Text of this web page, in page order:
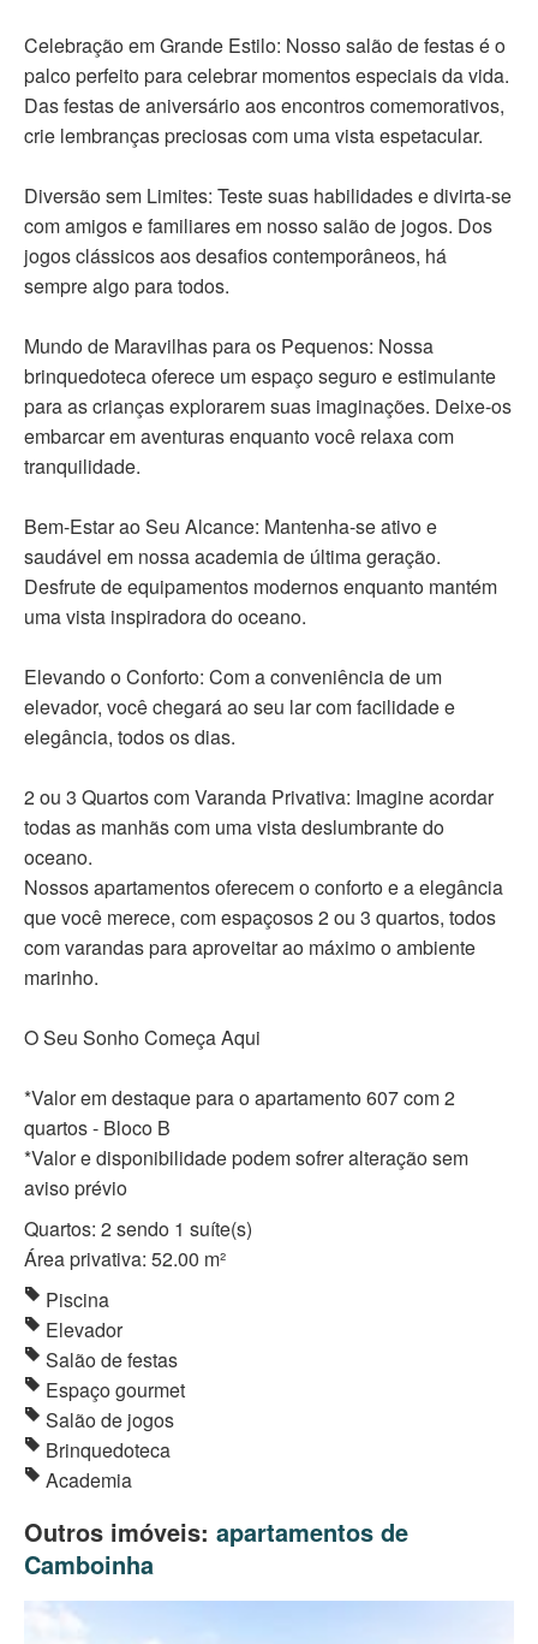
Celebração em Grande Estilo: Nosso salão de festas é o
palco perfeito para celebrar momentos especiais da vida.
Das festas de aniversário aos encontros comemorativos,
crie lembranças preciosas com uma vista espetacular.
Diversão sem Limites: Teste suas habilidades e divirta-se
com amigos e familiares em nosso salão de jogos. Dos
jogos clássicos aos desafios contemporâneos, há
sempre algo para todos.
Mundo de Maravilhas para os Pequenos: Nossa
brinquedoteca oferece um espaço seguro e estimulante
para as crianças explorarem suas imaginações. Deixe-os
embarcar em aventuras enquanto você relaxa com
tranquilidade.
Bem-Estar ao Seu Alcance: Mantenha-se ativo e
saudável em nossa academia de última geração.
Desfrute de equipamentos modernos enquanto mantém
uma vista inspiradora do oceano.
Elevando o Conforto: Com a conveniência de um
elevador, você chegará ao seu lar com facilidade e
elegância, todos os dias.
2 ou 3 Quartos com Varanda Privativa: Imagine acordar
todas as manhãs com uma vista deslumbrante do
oceano.
Nossos apartamentos oferecem o conforto e a elegância
que você merece, com espaçosos 2 ou 3 quartos, todos
com varandas para aproveitar ao máximo o ambiente
marinho.
O Seu Sonho Começa Aqui
*Valor em destaque para o apartamento 607 com 2
quartos - Bloco B
*Valor e disponibilidade podem sofrer alteração sem
aviso prévio
Quartos: 2 sendo 1 suíte(s)
Área privativa: 52.00 m²
Piscina
Elevador
Salão de festas
Espaço gourmet
Salão de jogos
Brinquedoteca
Academia
Outros imóveis: apartamentos de
Camboinha